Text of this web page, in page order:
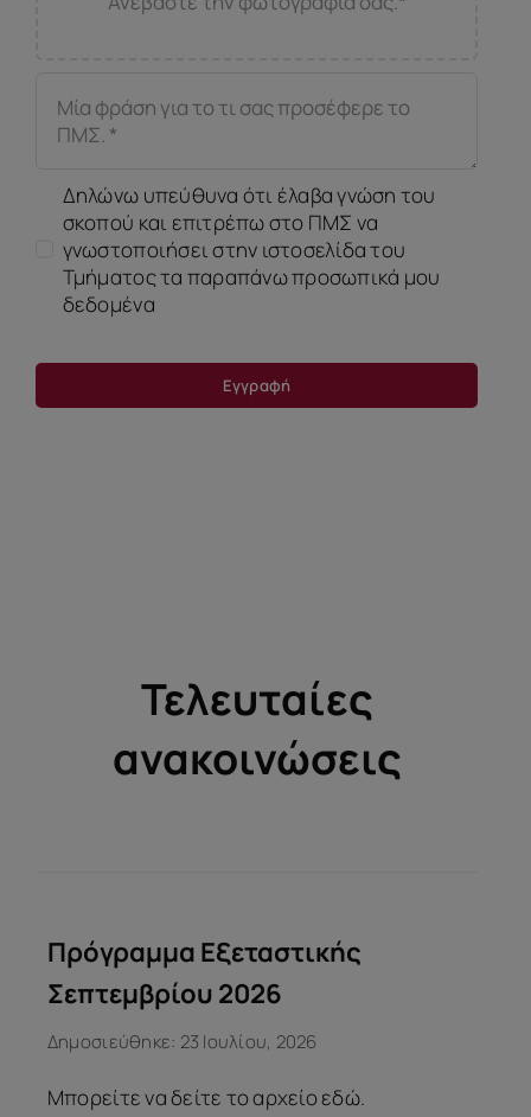
Δηλώνω υπεύθυνα ότι έλαβα γνώση του
σκοπού και επιτρέπω στο ΠΜΣ να
γνωστοποιήσει στην ιστοσελίδα του
Τμήματος τα παραπάνω προσωπικά μου
δεδομένα
Εγγραφή
Τελευταίες
ανακοινώσεις
Πρόγραμμα Εξεταστικής
Σεπτεμβρίου 2026
Δημοσιεύθηκε: 23 Ιουλίου, 2026
Μπορείτε να δείτε το αρχείο εδώ.